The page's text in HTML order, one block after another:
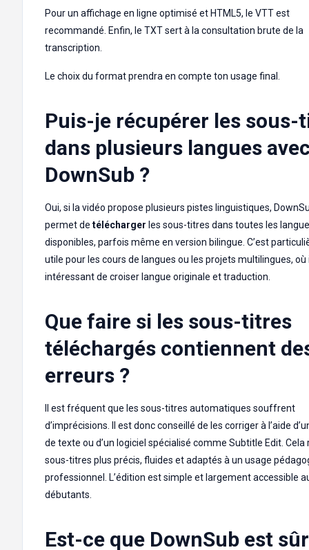
Pour un affichage en ligne optimisé et HTML5, le VTT est
recommandé. Enfin, le TXT sert à la consultation brute de la
transcription.
Le choix du format prendra en compte ton usage final.
Puis-je récupérer les sous-
dans plusieurs langues
DownSub ?
Oui, si la vidéo propose plusieurs pistes linguistiques,
permet de télécharger les sous-titres dans toutes les
disponibles, parfois même en version bilingue. C’est
utile pour les cours de langues ou les projets multilingues, où
intéressant de croiser langue originale et traduction.
Que faire si les sous-titres
téléchargés contiennent
erreurs ?
Il est fréquent que les sous-titres automatiques souffrent
d’imprécisions. Il est donc conseillé de les corriger à l’aide
de texte ou d’un logiciel spécialisé comme Subtitle Edit. Cela
sous-titres plus précis, fluides et adaptés à un usage
professionnel. L’édition est simple et largement accessible
débutants.
Est-ce que DownSub est